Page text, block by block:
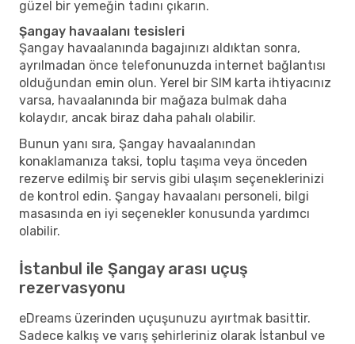
güzel bir yemeğin tadını çıkarın.
Şangay havaalanı tesisleri
Şangay havaalanında bagajınızı aldıktan sonra,
ayrılmadan önce telefonunuzda internet bağlantısı
olduğundan emin olun. Yerel bir SIM karta ihtiyacınız
varsa, havaalanında bir mağaza bulmak daha
kolaydır, ancak biraz daha pahalı olabilir.
Bunun yanı sıra, Şangay havaalanından
konaklamanıza taksi, toplu taşıma veya önceden
rezerve edilmiş bir servis gibi ulaşım seçeneklerinizi
de kontrol edin. Şangay havaalanı personeli, bilgi
masasında en iyi seçenekler konusunda yardımcı
olabilir.
İstanbul ile Şangay arası uçuş
rezervasyonu
eDreams üzerinden uçuşunuzu ayırtmak basittir.
Sadece kalkış ve varış şehirleriniz olarak İstanbul ve